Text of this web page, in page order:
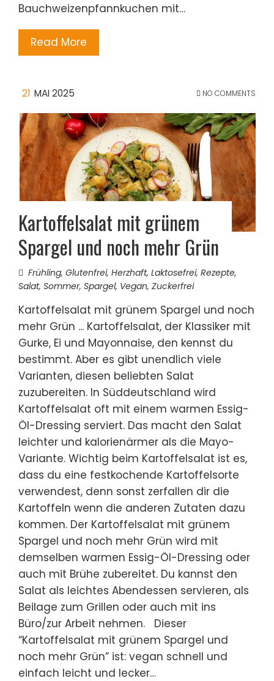
Bauchweizenpfannkuchen mit…
Read More
21 MAI 2025 NO COMMENTS
Kartoffelsalat mit grünem
Spargel und noch mehr Grün
Frühling, Glutenfrei, Herzhaft, Laktosefrei, Rezepte,
Salat, Sommer, Spargel, Vegan, Zuckerfrei
Kartoffelsalat mit grünem Spargel und noch
mehr Grün ... Kartoffelsalat, der Klassiker mit
Gurke, Ei und Mayonnaise, den kennst du
bestimmt. Aber es gibt unendlich viele
Varianten, diesen beliebten Salat
zuzubereiten. In Süddeutschland wird
Kartoffelsalat oft mit einem warmen Essig-
Öl-Dressing serviert. Das macht den Salat
leichter und kalorienärmer als die Mayo-
Variante. Wichtig beim Kartoffelsalat ist es,
dass du eine festkochende Kartoffelsorte
verwendest, denn sonst zerfallen dir die
Kartoffeln wenn die anderen Zutaten dazu
kommen. Der Kartoffelsalat mit grünem
Spargel und noch mehr Grün wird mit
demselben warmen Essig-Öl-Dressing oder
auch mit Brühe zubereitet. Du kannst den
Salat als leichtes Abendessen servieren, als
Beilage zum Grillen oder auch mit ins
Büro/zur Arbeit nehmen. Dieser
“Kartoffelsalat mit grünem Spargel und
noch mehr Grün” ist: vegan schnell und
einfach leicht und lecker…